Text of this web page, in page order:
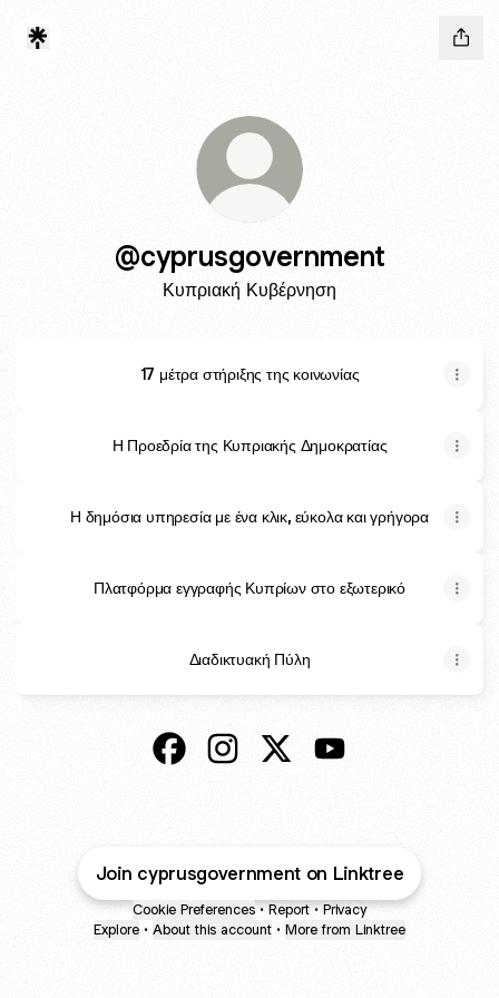
@cyprusgovernment
Κυπριακή Κυβέρνηση
17 μέτρα στήριξης της κοινωνίας
Η Προεδρία της Κυπριακής Δημοκρατίας
Η δημόσια υπηρεσία με ένα κλικ, εύκολα και γρήγορα
Πλατφόρμα εγγραφής Κυπρίων στο εξωτερικό
Διαδικτυακή Πύλη
Join cyprusgovernment on Linktree
Cookie Preferences • Report • Privacy
Explore • About this account • More from Linktree